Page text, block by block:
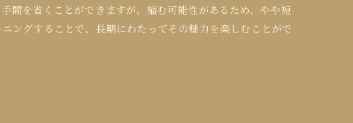
間を省くことができますが、縮む可能性があるため、やや短
ングすることで、長期にわたってその魅力を楽しむことがで